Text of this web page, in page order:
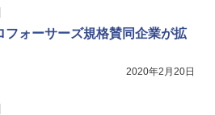
フォーサーズ規格賛同企業が拡
2020年2月20日